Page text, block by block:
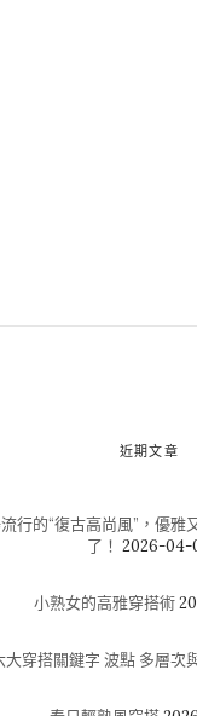
近期文章
行的“復古高尚風”，優雅
了！ 2026-04-
小熟女的高雅穿搭術
大穿搭關鍵字 波點 多層次